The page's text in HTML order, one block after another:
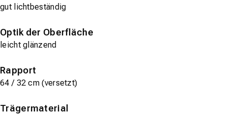
gut lichtbeständig
Optik der Oberfläche
leicht glänzend
Rapport
64 / 32 cm (versetzt)
Trägermaterial